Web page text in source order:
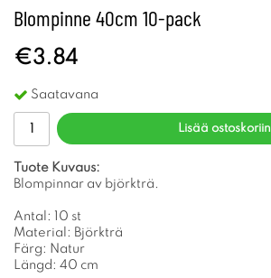
Blompinne 40cm 10-pack
€3.84
Saatavana
Lisää ostoskoriin
Tuote Kuvaus:
Blompinnar av björkträ.
Antal: 10 st
Material: Björkträ
Färg: Natur
Längd: 40 cm